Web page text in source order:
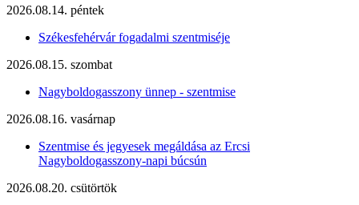
2026.08.14. péntek
Székesfehérvár fogadalmi szentmiséje
2026.08.15. szombat
Nagyboldogasszony ünnep - szentmise
2026.08.16. vasárnap
Szentmise és jegyesek megáldása az Ercsi
Nagyboldogasszony-napi búcsún
2026.08.20. csütörtök